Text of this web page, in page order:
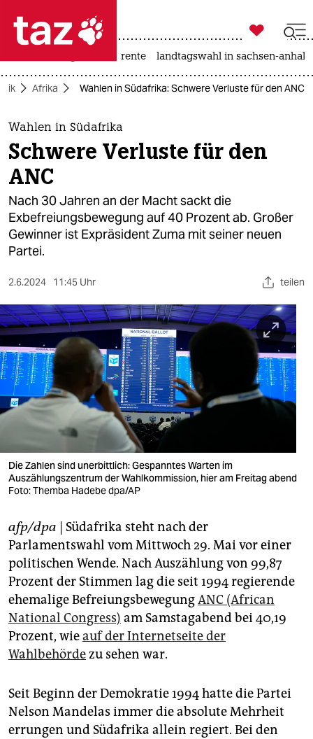
 taz zahl ich
taz zahl ich
themen
politik
öko
gesellschaft
kultur
sport
berlin
nord
wahrheit
verlag
veranstaltungen
shop
fragen & hilfe
unterstützen
abo
genossenschaft
epaper login

taz zahl ich
rente landtagswahl in sachsen-anhalt
Afrika Wahlen in Südafrika: Schwere Verluste für den ANC
Wahlen in Südafrika
Schwere Verluste für den
ANC
Nach 30 Jahren an der Macht sackt die
Exbefreiungsbewegung auf 40 Prozent ab. Großer
Gewinner ist Expräsident Zuma mit seiner neuen
Partei.
2.6.2024 11:45 Uhr teilen
Die Zahlen sind unerbittlich: Gespanntes Warten im
Auszählungszentrum der Wahlkommission, hier am Freitag abend
Foto: Themba Hadebe dpa/AP
afp/dpa | Südafrika steht nach der
Parlamentswahl vom Mittwoch 29. Mai vor einer
politischen Wende. Nach Auszählung von 99,87
Prozent der Stimmen lag die seit 1994 regierende
ehemalige BefreiungsbewegungANC (African
National Congress) am Samstagabend bei 40,19
Prozent, wieauf der Internetseite der
Wahlbehördezu sehen war.
Seit Beginn der Demokratie 1994 hatte die Partei
Nelson Mandelas immer die absolute Mehrheit
errungen und Südafrika allein regiert. Bei den